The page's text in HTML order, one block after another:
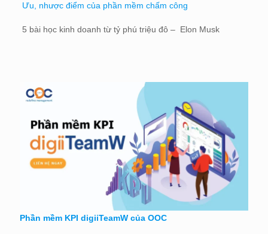
Ưu, nhược điểm của phần mềm chấm công
5 bài học kinh doanh từ tỷ phú triệu đô – Elon Musk
Phần mềm KPI digiiTeamW của OOC